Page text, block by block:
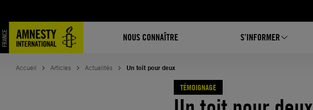
NOUS CONNAÎTRE S’INFORMER
contenu
Accueil Articles Actualités Un toit pour deux
TÉMOIGNAGE